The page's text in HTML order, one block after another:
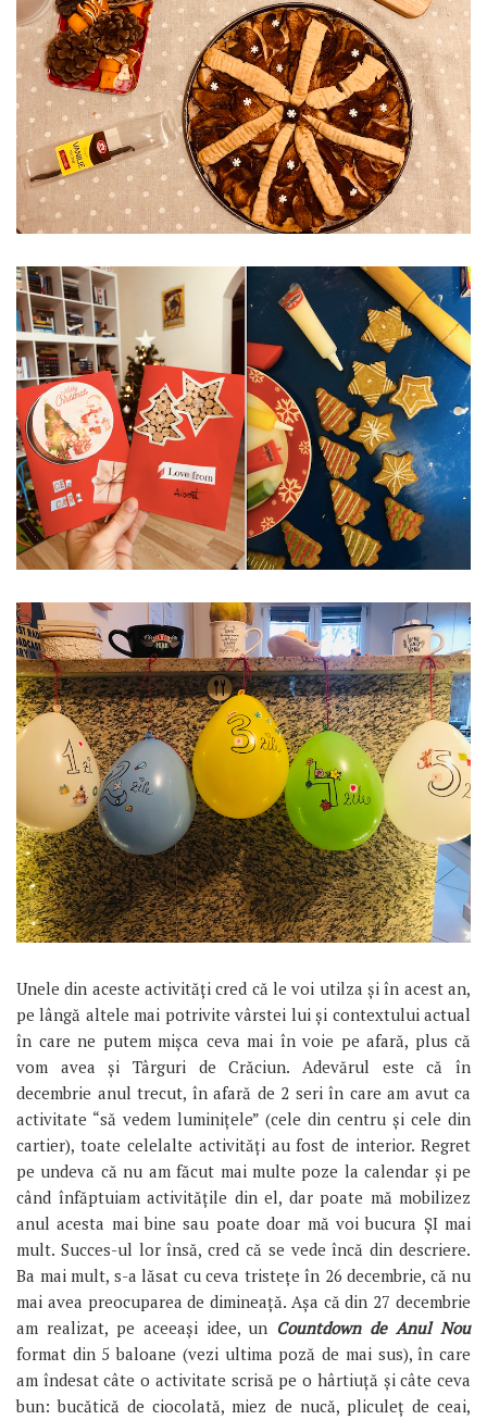
Unele din aceste activități cred că le voi utilza și în acest an,
pe lângă altele mai potrivite vârstei lui și contextului actual
în care ne putem mișca ceva mai în voie pe afară, plus că
vom avea și Târguri de Crăciun. Adevărul este că în
decembrie anul trecut, în afară de 2 seri în care am avut ca
activitate “să vedem luminițele” (cele din centru și cele din
cartier), toate celelalte activități au fost de interior. Regret
pe undeva că nu am făcut mai multe poze la calendar și pe
când înfăptuiam activitățile din el, dar poate mă mobilizez
anul acesta mai bine sau poate doar mă voi bucura ȘI mai
mult. Succes-ul lor însă, cred că se vede încă din descriere.
Ba mai mult, s-a lăsat cu ceva tristețe în 26 decembrie, că nu
mai avea preocuparea de dimineață. Așa că din 27 decembrie
am realizat, pe aceeași idee, un Countdown de Anul Nou
format din 5 baloane (vezi ultima poză de mai sus), în care
am îndesat câte o activitate scrisă pe o hârtiuță și câte ceva
bun: bucătică de ciocolată, miez de nucă, pliculeț de ceai,